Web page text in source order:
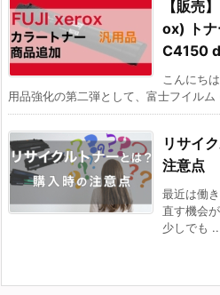
【販売
ox) ト
C4150
こんにち
用品強化の第二弾として、富士フイルム
リサイ
注意点
最近は働
直す機会
少しでも